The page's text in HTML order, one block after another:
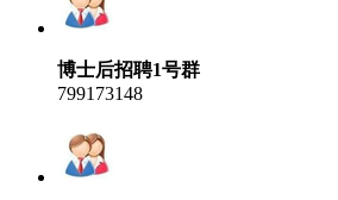
博士后招聘1号群
799173148